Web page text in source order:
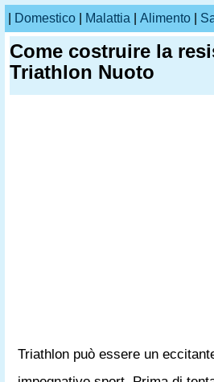
Domestico Malattia Alimento
Come costruire la
Triathlon Nuoto
Triathlon può essere un